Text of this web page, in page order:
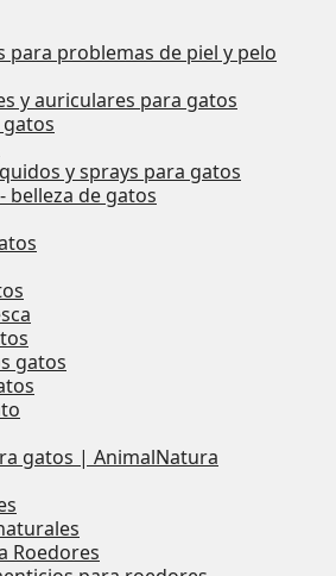
para problemas de piel y pelo
y auriculares para gatos
y sprays para gatos
belleza de gatos
gatos
gatos | AnimalNatura
Roedores